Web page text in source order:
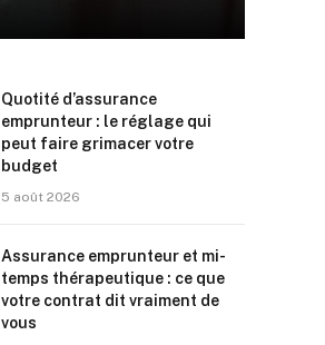
Quotité d’assurance
emprunteur : le réglage qui
peut faire grimacer votre
budget
5 août 2026
Assurance emprunteur et mi-
temps thérapeutique : ce que
votre contrat dit vraiment de
vous